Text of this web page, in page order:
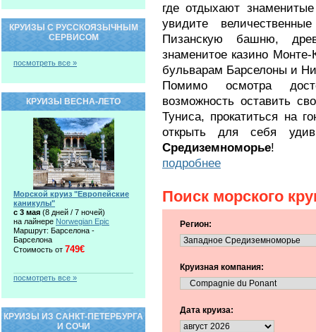
где отдыхают
увидите
Пизанскую башню,
знаменитое казино
бульварам Барселоны и
Помимо осмотра
возможность оставить
Туниса, прокатиться на
открыть для себя
Средиземноморье!
подробнее
Поиск морского
Регион:
Круизная компания:
Дата круиза:
КРУИЗЫ С РУССКОЯЗЫЧНЫМ
СЕРВИСОМ
посмотреть все »
КРУИЗЫ ВЕСНА-ЛЕТО
Морской круиз "Европейские
каникулы"
c 3 мая (8 дней / 7 ночей)
на лайнере Norwegian Epic
Маршрут: Барселона -
Барселона
Стоимость от 749€
посмотреть все »
КРУИЗЫ ИЗ САНКТ-ПЕТЕРБУРГА
И СОЧИ